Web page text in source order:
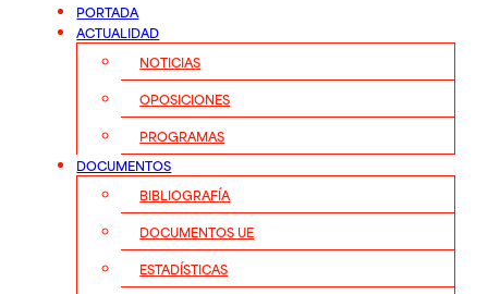
PORTADA
ACTUALIDAD
NOTICIAS
OPOSICIONES
PROGRAMAS
DOCUMENTOS
BIBLIOGRAFÍA
DOCUMENTOS UE
ESTADÍSTICAS